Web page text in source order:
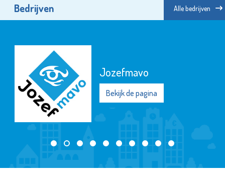
Bedrijven Alle bedrijven
Jozefmavo
Bekijk de pagina